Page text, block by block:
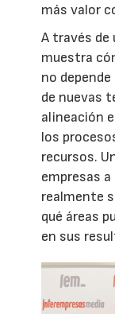
más valor
A través de
muestra
no
de nuevas
alineación
los
recursos.
empresas
realmente
qué áreas
en sus